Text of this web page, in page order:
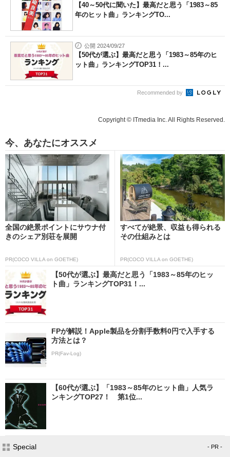
【40～50代に聞いた】最高だと思う「1983～85
年のヒット曲」ランキングTO...
公開 2024/09/27
【50代が選ぶ】最高だと思う「1983～85年のヒ
ット曲」ランキングTOP31！...
Recommended by
Copyright © ITmedia Inc. All Rights Reserved.
今、あなたにオススメ
全国の絶景ポイントにサウナ付
きのシェア別荘を展開
PR(COCO VILLA on GOETHE)
すべてが絶景、収益も得られる
その仕組みとは
PR(COCO VILLA on GOETHE)
【50代が選ぶ】最高だと思う「1983～85年のヒッ
ト曲」ランキングTOP31！...
FPが解説！Apple製品を分割手数料0円で入手する
方法とは？
PR(Fav-Log)
【60代が選ぶ】「1983～85年のヒット曲」人気ラ
ンキングTOP27！ 第1位...
Special - PR -